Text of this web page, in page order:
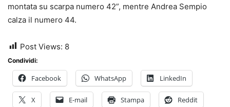
montata su scarpa numero 42”, mentre Andrea Sempio
calza il numero 44.
Post Views: 8
Condividi:
Facebook WhatsApp LinkedIn
X E-mail Stampa Reddit